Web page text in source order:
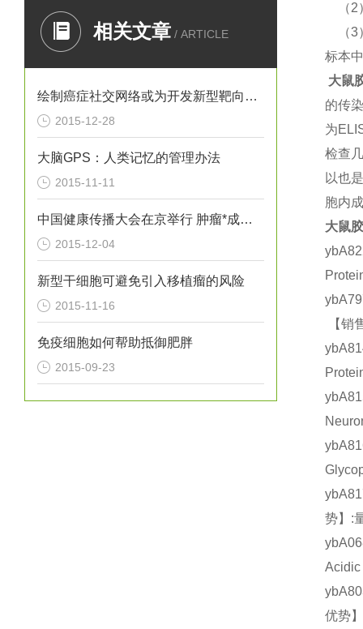
相关文章 / ARTICLE
绘制癌症社交网络或为开发新型靶向疗法提供思路
2015-12-28
大脑GPS：人类记忆的管理办法
2015-11-11
中国健康传播大会在京举行 肿瘤*成为热议焦点
2015-12-04
新型干细胞可避免引入移植瘤的风险
2015-11-16
免疫细胞如何帮助抵御肥胖
2015-09-23
（
（
标本
大鼠
的传
为
检查
以也
胞内
大鼠
【销
势】:
优势